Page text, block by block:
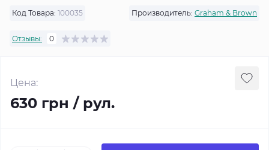
Код Товара: 100035 Производитель: Graham & Brown
Отзывы: 0
Цена:
630 грн / рул.